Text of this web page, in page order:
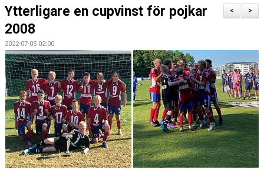
TRYGGT IDROTTANDE
KALENDER
TJEJPROJEKTET
VELLINGE IF:S VÄNNER
DOKUMENT
KONTAKT
>
<
Ytterligare en cupvinst för pojkar
2008
2022-07-05 02:00